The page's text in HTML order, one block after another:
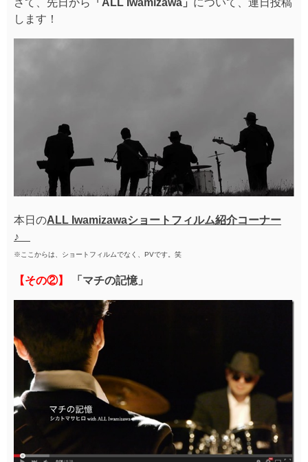
さて、先日から 「ALL Iwamizawa」 について、連日投稿
します！
本日のALL Iwamizawaショートフィルム紹介コーナー
♪
※ここからは、ショートフィルムでなく、PVです。笑
【その②】 「マチの記憶」